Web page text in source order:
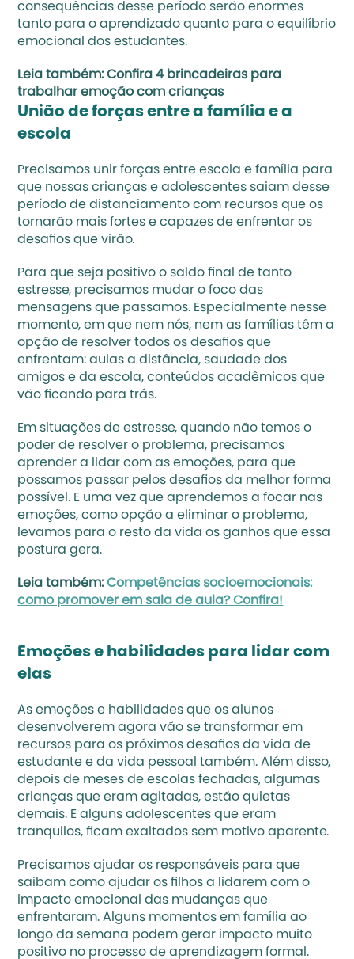
consequências desse período serão enormes
tanto para o aprendizado quanto para o equilíbrio
emocional dos estudantes.
Leia também: Confira 4 brincadeiras para
trabalhar emoção com crianças
União de forças entre a família e a
escola
Precisamos unir forças entre escola e família para
que nossas crianças e adolescentes saiam desse
período de distanciamento com recursos que os
tornarão mais fortes e capazes de enfrentar os
desafios que virão.
Para que seja positivo o saldo final de tanto
estresse, precisamos mudar o foco das
mensagens que passamos. Especialmente nesse
momento, em que nem nós, nem as famílias têm a
opção de resolver todos os desafios que
enfrentam: aulas a distância, saudade dos
amigos e da escola, conteúdos acadêmicos que
vão ficando para trás.
Em situações de estresse, quando não temos o
poder de resolver o problema, precisamos
aprender a lidar com as emoções, para que
possamos passar pelos desafios da melhor forma
possível. E uma vez que aprendemos a focar nas
emoções, como opção a eliminar o problema,
levamos para o resto da vida os ganhos que essa
postura gera.
Leia também: Competências socioemocionais:
como promover em sala de aula? Confira!
Emoções e habilidades para lidar com
elas
As emoções e habilidades que os alunos
desenvolverem agora vão se transformar em
recursos para os próximos desafios da vida de
estudante e da vida pessoal também. Além disso,
depois de meses de escolas fechadas, algumas
crianças que eram agitadas, estão quietas
demais. E alguns adolescentes que eram
tranquilos, ficam exaltados sem motivo aparente.
Precisamos ajudar os responsáveis para que
saibam como ajudar os filhos a lidarem com o
impacto emocional das mudanças que
enfrentaram. Alguns momentos em família ao
longo da semana podem gerar impacto muito
positivo no processo de aprendizagem formal.